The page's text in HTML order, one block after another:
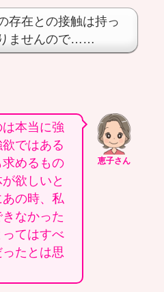
存在との接触は持っ
ませんので……
恵子さん
本当に強
ではある
めるもの
欲しいと
の時、私
なかった
てはすべ
たとは思